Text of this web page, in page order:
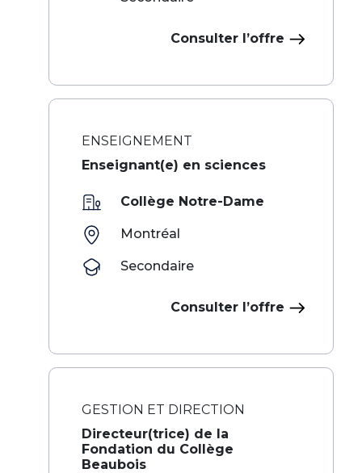
Consulter l’offre
ENSEIGNEMENT
Enseignant(e) en sciences
Collège Notre-Dame
Montréal
Secondaire
Consulter l’offre
GESTION ET DIRECTION
Directeur(trice) de la
Fondation du Collège
Beaubois